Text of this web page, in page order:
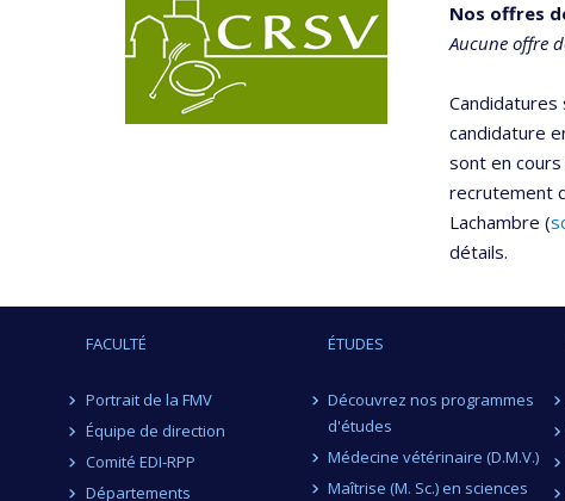
Nos offres
Aucune offre
candidature
sont en
recrutement
Lachambre (
détails.
FACULTÉ
Portrait de la FMV
Équipe de direction
Comité EDI-RPP
Départements
ÉTUDES
Découvrez nos programmes
d'études
Médecine vétérinaire (D.M.V.)
Maîtrise (M. Sc.) en sciences